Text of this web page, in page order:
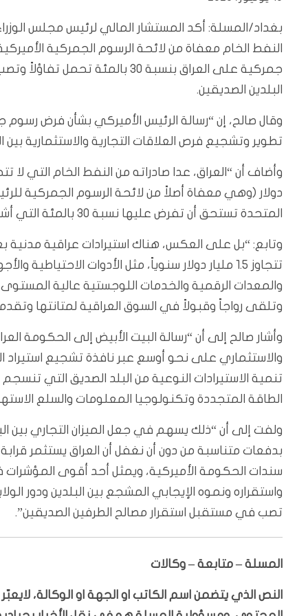
بغداد/المسلة: أكد المستشار المالي لرئيس مجلس
النفط الخام معفاة من لائحة الرسوم الجمركية
جمركية على العراق بنسبة 30
البلدين الصديقين.
تطوير وتشجيع فرص العلاقات التجارية والاستثمارية بين
دولار (وهي معفاة أصلاً من لائحة الرسوم الجمركية
المتحدة تستحق أن تفرض عليها نسبة 30 بالمئة التي أشار لها الرئيس الأميركي في رسالته إلى الحكومة العراقية”.
وتابع: “بل على العكس، هناك استيرادات عراقية مدنية
تتجاوز 1.5 مليار دولار سنوياً، مثل الأدوات
والمعدات الرقمية والخدمات اللوجستية عالية المستوى،
وتلقى رواجاً وقبولاً في السوق العراقية لمتانتها
وأشار صالح إلى أن “رسالة البيت الأبيض إلى الحكومة
والاستثماري على نحو أوسع عبر نافذة تشجيع
تنمية الاستيرادات النوعية من البلد الصديق التي
الطاقة المتجددة وتكنولوجيا المعلومات والسلع
ولفت إلى أن “ذلك يسهم في جعل الميزان التجاري بين
بدفعات متناسبة من دون أن نغفل أن العراق يستثمر
سندات الحكومة الأميركية، ويمثل أحد أقوى
واستقراره ونموه الإيجابي المشجع بين البلدين ودور
تصب في مستقبل استقرار مصالح الطرفين الصديقين”.
المسلة – متابعة – وكالات
النص الذي يتضمن اسم الكاتب او الجهة او الوكالة،